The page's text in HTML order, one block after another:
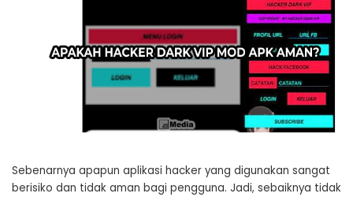
Sebenarnya apapun aplikasi hacker yang digunakan sangat
berisiko dan tidak aman bagi pengguna. Jadi, sebaiknya tidak